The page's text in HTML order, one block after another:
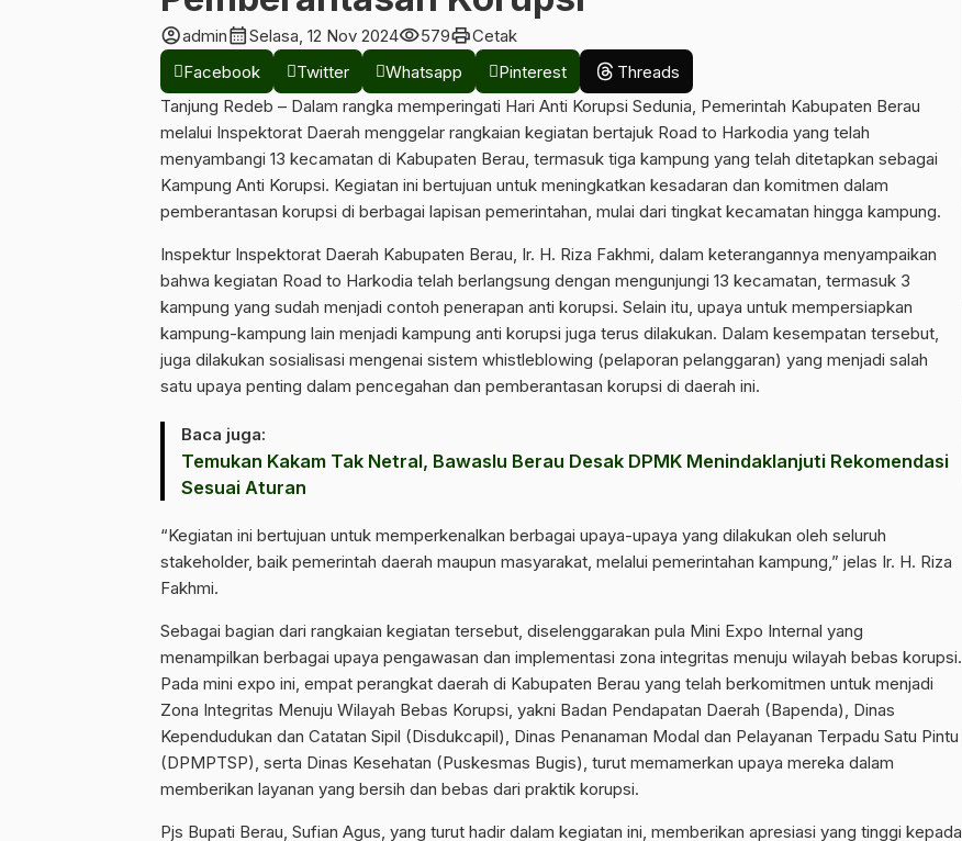
account_circleadmincalendar_monthSelasa, 12 Nov 2024visibility579printCetak
Facebook
Twitter Whatsapp Pinterest
Threads
Tanjung Redeb – Dalam rangka memperingati Hari Anti Korupsi Sedunia, Pemerintah Kabupaten Berau
melalui Inspektorat Daerah menggelar rangkaian kegiatan bertajuk Road to Harkodia yang telah
menyambangi 13 kecamatan di Kabupaten Berau, termasuk tiga kampung yang telah ditetapkan sebagai
Kampung Anti Korupsi. Kegiatan ini bertujuan untuk meningkatkan kesadaran dan komitmen dalam
pemberantasan korupsi di berbagai lapisan pemerintahan, mulai dari tingkat kecamatan hingga kampung.
Inspektur Inspektorat Daerah Kabupaten Berau, Ir. H. Riza Fakhmi, dalam keterangannya menyampaikan
bahwa kegiatan Road to Harkodia telah berlangsung dengan mengunjungi 13 kecamatan, termasuk 3
kampung yang sudah menjadi contoh penerapan anti korupsi. Selain itu, upaya untuk mempersiapkan
kampung-kampung lain menjadi kampung anti korupsi juga terus dilakukan. Dalam kesempatan tersebut,
juga dilakukan sosialisasi mengenai sistem whistleblowing (pelaporan pelanggaran) yang menjadi salah
satu upaya penting dalam pencegahan dan pemberantasan korupsi di daerah ini.
Baca juga:
Temukan Kakam Tak Netral, Bawaslu Berau Desak DPMK Menindaklanjuti Rekomendasi
Sesuai Aturan
“Kegiatan ini bertujuan untuk memperkenalkan berbagai upaya-upaya yang dilakukan oleh seluruh
stakeholder, baik pemerintah daerah maupun masyarakat, melalui pemerintahan kampung,” jelas Ir. H. Riza
Fakhmi.
Sebagai bagian dari rangkaian kegiatan tersebut, diselenggarakan pula Mini Expo Internal yang
menampilkan berbagai upaya pengawasan dan implementasi zona integritas menuju wilayah bebas korupsi.
Pada mini expo ini, empat perangkat daerah di Kabupaten Berau yang telah berkomitmen untuk menjadi
Zona Integritas Menuju Wilayah Bebas Korupsi, yakni Badan Pendapatan Daerah (Bapenda), Dinas
Kependudukan dan Catatan Sipil (Disdukcapil), Dinas Penanaman Modal dan Pelayanan Terpadu Satu Pintu
(DPMPTSP), serta Dinas Kesehatan (Puskesmas Bugis), turut memamerkan upaya mereka dalam
memberikan layanan yang bersih dan bebas dari praktik korupsi.
Pjs Bupati Berau, Sufian Agus, yang turut hadir dalam kegiatan ini, memberikan apresiasi yang tinggi kepada